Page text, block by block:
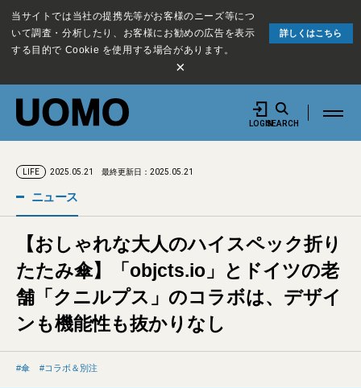
当サイトでは当社の提携先等がお客様のニーズ等につ
いて調査・分析したり、お客様にお勧めの広告を表示
する目的で Cookie を使用する場合があります。
詳しくはこちら
×
LOGINSEARCH
LIFE 2025.05.21 最終更新日：2025.05.21
ニュース
【おしゃれな大人のハイスペック折り
たたみ傘】「objcts.io」とドイツの老
舗「クニルプス」のコラボは、デザイ
ンも機能性も抜かりなし
傘 コラボ＆別注